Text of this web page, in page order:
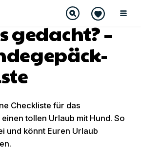
gedacht? –
Checkliste für das
tollen Urlaub mit Hund. So
und könnt Euren Urlaub